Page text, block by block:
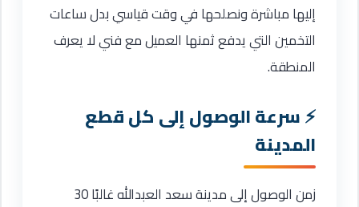
إليها مباشرة ونصلحها في وقت قياسي بدل ساعات
التخمين التي يدفع ثمنها العميل مع فني لا يعرف
المنطقة.
سرعة الوصول إلى كل قطع
المدينة
زمن الوصول إلى مدينة سعد العبدالله غالبًا 30